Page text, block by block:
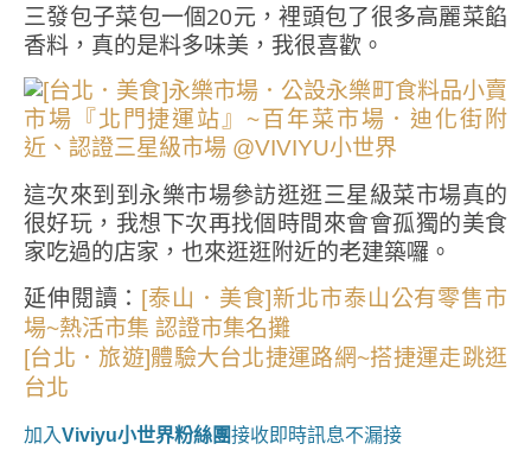
三發包子菜包一個20元，裡頭包了很多高麗菜餡
香料，真的是料多味美，我很喜歡。
這次來到到永樂市場參訪逛逛三星級菜市場真的
很好玩，我想下次再找個時間來會會孤獨的美食
家吃過的店家，也來逛逛附近的老建築囉。
延伸閱讀： [泰山．美食]新北市泰山公有零售市
場~熱活市集 認證市集名攤
[台北．旅遊]體驗大台北捷運路網~搭捷運走跳逛
台北
加入Viviyu小世界粉絲團接收即時訊息不漏接